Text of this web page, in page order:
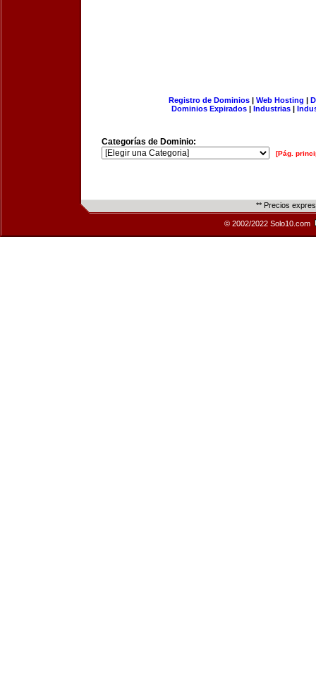
Registro de Dominios| Web Hosting |
Dominios Expirados | Industrias |
Categorías de Dominio:
[Pág.
** Precios
© 2002/2022 Solo10.com